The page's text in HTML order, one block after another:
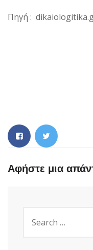
Πηγή :
Αφήστε μια